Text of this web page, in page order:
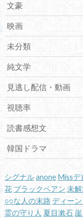
文豪
映画
未分類
純文学
見逃し配信・動画
視聴率
読書感想文
韓国ドラマ
シグナルanone Missデ
花 ブラックペアン 未
○○な人の末路 ディー
霊の守り人 夏目漱石